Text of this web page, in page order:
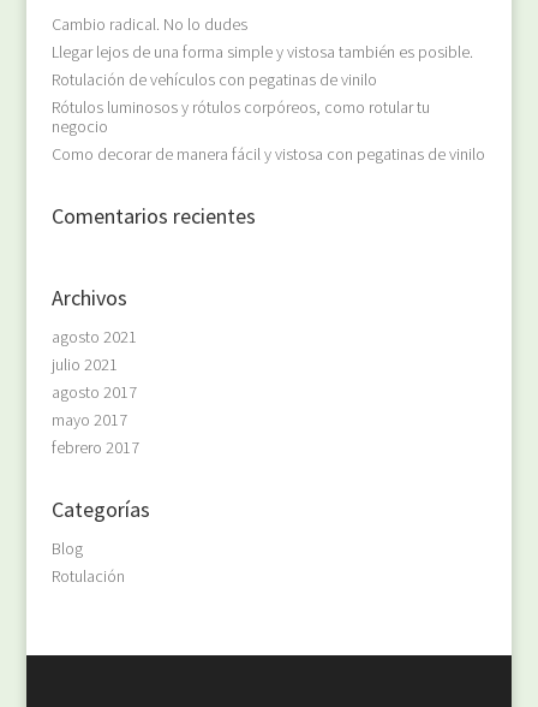
Cambio radical. No lo dudes
Llegar lejos de una forma simple y vistosa también es posible.
Rotulación de vehículos con pegatinas de vinilo
Rótulos luminosos y rótulos corpóreos, como rotular tu
negocio
Como decorar de manera fácil y vistosa con pegatinas de vinilo
Comentarios recientes
Archivos
agosto 2021
julio 2021
agosto 2017
mayo 2017
febrero 2017
Categorías
Blog
Rotulación